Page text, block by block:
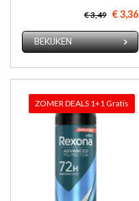
€ 3,49 € 3,36
BEKIJKEN
ZOMER DEALS 1+1 Gratis